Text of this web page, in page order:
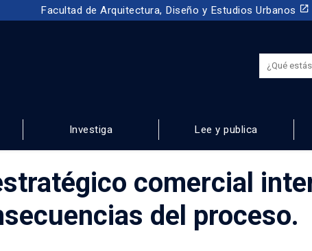
Facultad de Arquitectura, Diseño y Estudios Urbanos launch
Investiga Lee y publica
comercial
del proceso.